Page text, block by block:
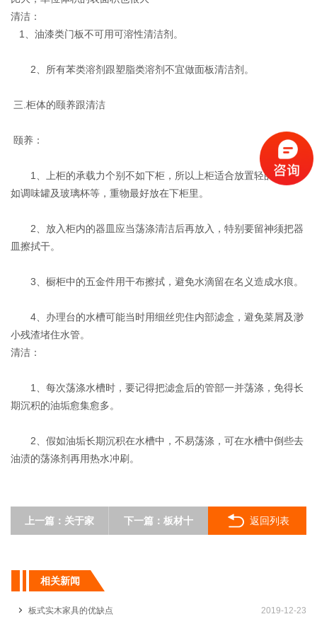
清洁：
1、油漆类门板不可用可溶性清洁剂。
2、所有苯类溶剂跟塑脂类溶剂不宜做面板清洁剂。
三.柜体的颐养跟清洁
颐养：
1、上柜的承载力个别不如下柜，所以上柜适合放置轻的物品，
如调味罐及玻璃杯等，重物最好放在下柜里。
2、放入柜内的器皿应当荡涤清洁后再放入，特别要留神须把器
皿擦拭干。
3、橱柜中的五金件用干布擦拭，避免水滴留在名义造成水痕。
4、办理台的水槽可能当时用细丝兜住内部滤盒，避免菜屑及渺
小残渣堵住水管。
清洁：
1、每次荡涤水槽时，要记得把滤盒后的管部一并荡涤，免得长
期沉积的油垢愈集愈多。
2、假如油垢长期沉积在水槽中，不易荡涤，可在水槽中倒些去
油渍的荡涤剂再用热水冲刷。
上一篇： 关于家
的9大禁忌
下一篇： 板材十 返回列表
相关新闻
板式实木家具的优缺点 2019-12-23